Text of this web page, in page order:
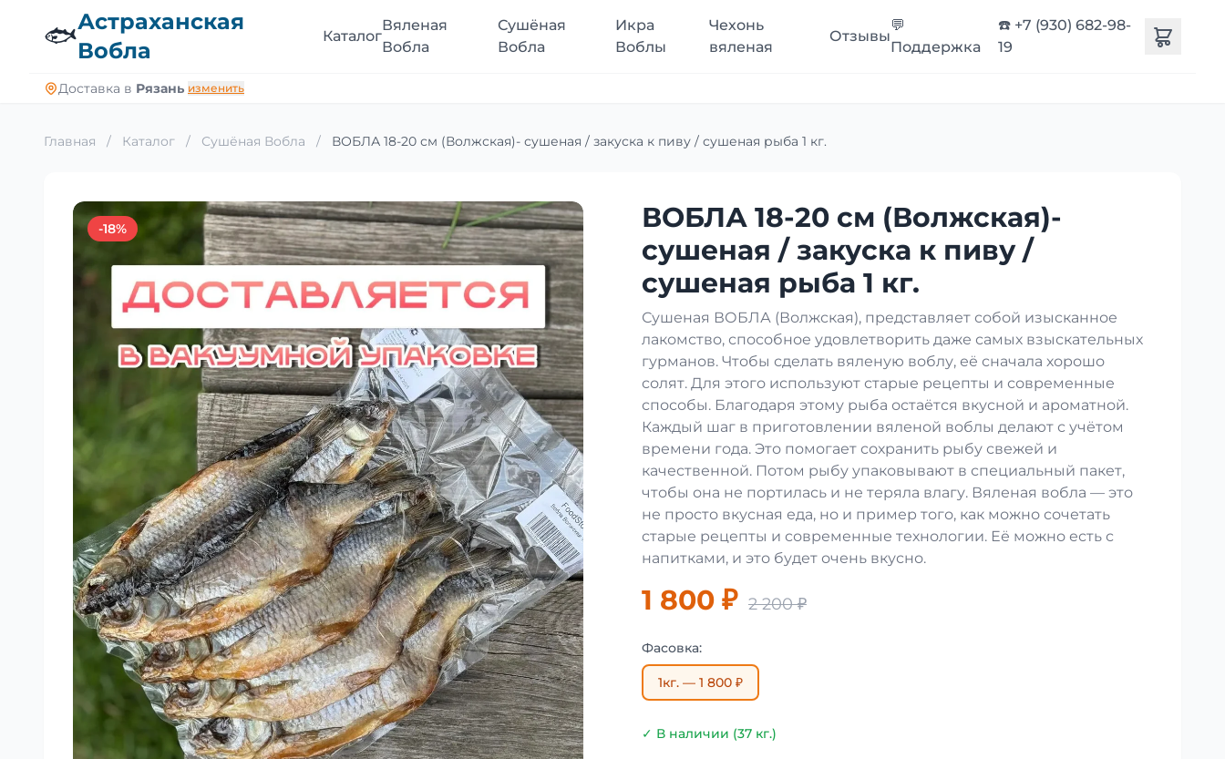
🐟Астраханская
Вобла
Каталог
Вяленая
Вобла
Сушёная
Вобла
Икра
Воблы
Чехонь
вяленая
Отзывы
💬
Поддержка
☎️ +7 (930) 682-98-
19
Доставка в Рязань изменить
Главная / Каталог / Сушёная Вобла / ВОБЛА 18-20 см (Волжская)- сушеная / закуска к пиву / сушеная рыба 1 кг.
-18%
ВОБЛА 18-20 см (Волжская)-
сушеная / закуска к пиву /
сушеная рыба 1 кг.
Сушеная ВОБЛА (Волжская), представляет собой изысканное
лакомство, способное удовлетворить даже самых взыскательных
гурманов. Чтобы сделать вяленую воблу, её сначала хорошо
солят. Для этого используют старые рецепты и современные
способы. Благодаря этому рыба остаётся вкусной и ароматной.
Каждый шаг в приготовлении вяленой воблы делают с учётом
времени года. Это помогает сохранить рыбу свежей и
качественной. Потом рыбу упаковывают в специальный пакет,
чтобы она не портилась и не теряла влагу. Вяленая вобла — это
не просто вкусная еда, но и пример того, как можно сочетать
старые рецепты и современные технологии. Её можно есть с
напитками, и это будет очень вкусно.
1 800 ₽ 2 200 ₽
Фасовка:
1кг. — 1 800 ₽
✓ В наличии (37 кг.)